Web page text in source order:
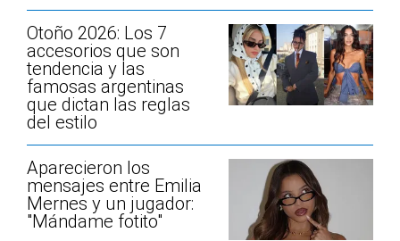
Otoño 2026: Los 7
accesorios que son
tendencia y las
famosas argentinas
que dictan las reglas
del estilo
Aparecieron los
mensajes entre Emilia
Mernes y un jugador:
"Mándame fotito"